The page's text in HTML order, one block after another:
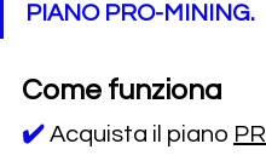
PIANO PRO-MINING.
Come funziona
✔️ Acquista il piano